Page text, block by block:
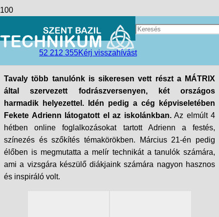
52 212 355Kérj visszahívást
Mátrix előadás a Postakerten!
access_time2025-05-27
Debreceni tagintézmény,Hírek
Tavaly több tanulónk is sikeresen vett részt a MÁTRIX
által szervezett fodrászversenyen, két országos
harmadik helyezettel. Idén pedig a cég képviseletében
Fekete Adrienn látogatott el az iskolánkban.Az elmúlt 4
hétben online foglalkozásokat tartott Adrienn a festés,
színezés és szőkítés témakörökben. Március 21-én pedig
élőben is megmutatta a melír technikát a tanulók számára,
ami a vizsgára készülő diákjaink számára nagyon hasznos
és inspiráló volt.